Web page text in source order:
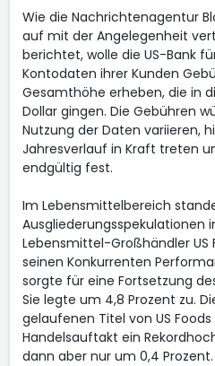
Wie die Nachrichtenagentur
auf mit der Angelegenheit
berichtet, wolle die US-Bank
Kontodaten ihrer Kunden
Gesamthöhe erheben, die in
Dollar gingen. Die Gebühren
Nutzung der Daten variieren,
Jahresverlauf in Kraft treten
endgültig fest.
Im Lebensmittelbereich
Ausgliederungsspekulationen
Lebensmittel-Großhändler US
seinen Konkurrenten
sorgte für eine Fortsetzung
Sie legte um 4,8 Prozent zu.
gelaufenen Titel von US
Handelsauftakt ein
dann aber nur um 0,4 Prozent.